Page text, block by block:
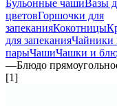
Бульонные чашиВазы
цветовГоршочки для
запеканияКокотницы
для запеканияЧайники
парыЧашиЧашки и
—Блюдо
[1]